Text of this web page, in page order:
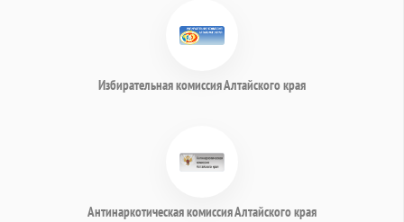
Избирательная комиссия Алтайского края
Антинаркотическая комиссия Алтайского края